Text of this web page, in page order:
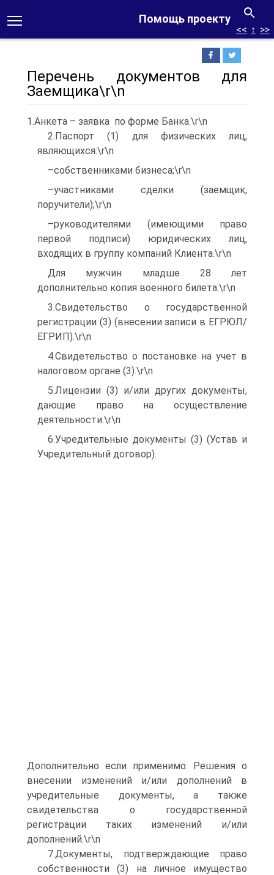
Помощь проекту
<< ↑ >>
Перечень документов для
Заемщика\r\n
1.Анкета – заявка по форме Банка.\r\n
2.Паспорт (1) для физических лиц,
являющихся:\r\n
–собственниками бизнеса;\r\n
–участниками сделки (заемщик,
поручители);\r\n
–руководителями (имеющими право
первой подписи) юридических лиц,
входящих в группу компаний Клиента.\r\n
Для мужчин младше 28 лет
дополнительно копия военного билета.\r\n
3.Свидетельство о государственной
регистрации (3) (внесении записи в ЕГРЮЛ/
ЕГРИП).\r\n
4.Свидетельство о постановке на учет в
налоговом органе (3).\r\n
5.Лицензии (3) и/или других документы,
дающие право на осуществление
деятельности.\r\n
6.Учредительные документы (3) (Устав и
Учредительный договор).
Дополнительно если применимо: Решения о
внесении изменений и/или дополнений в
учредительные документы, а также
свидетельства о государственной
регистрации таких изменений и/или
дополнений.\r\n
7.Документы, подтверждающие право
собственности (3) на личное имущество